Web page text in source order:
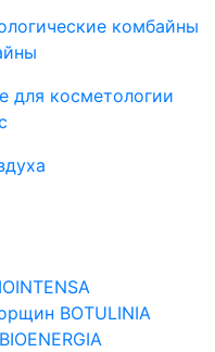
комбайны
для косметологии
BOTULINIA